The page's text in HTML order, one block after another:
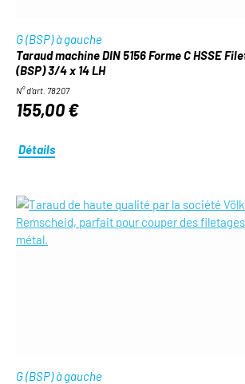
G (BSP) à gauche
Taraud machine DIN 5156 Forme C HSSE
(BSP) 3/4 x 14 LH
N° d'art. 78207
155,00 €
Détails
G (BSP) à gauche